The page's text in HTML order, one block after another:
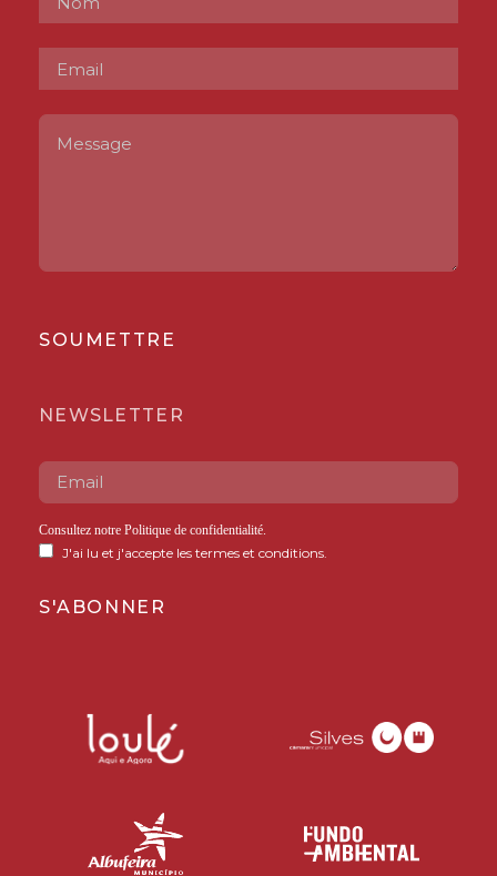
SOUMETTRE
NEWSLETTER
Consultez notre Politique de confidentialité
J'ai lu et j'accepte les termes et conditions.